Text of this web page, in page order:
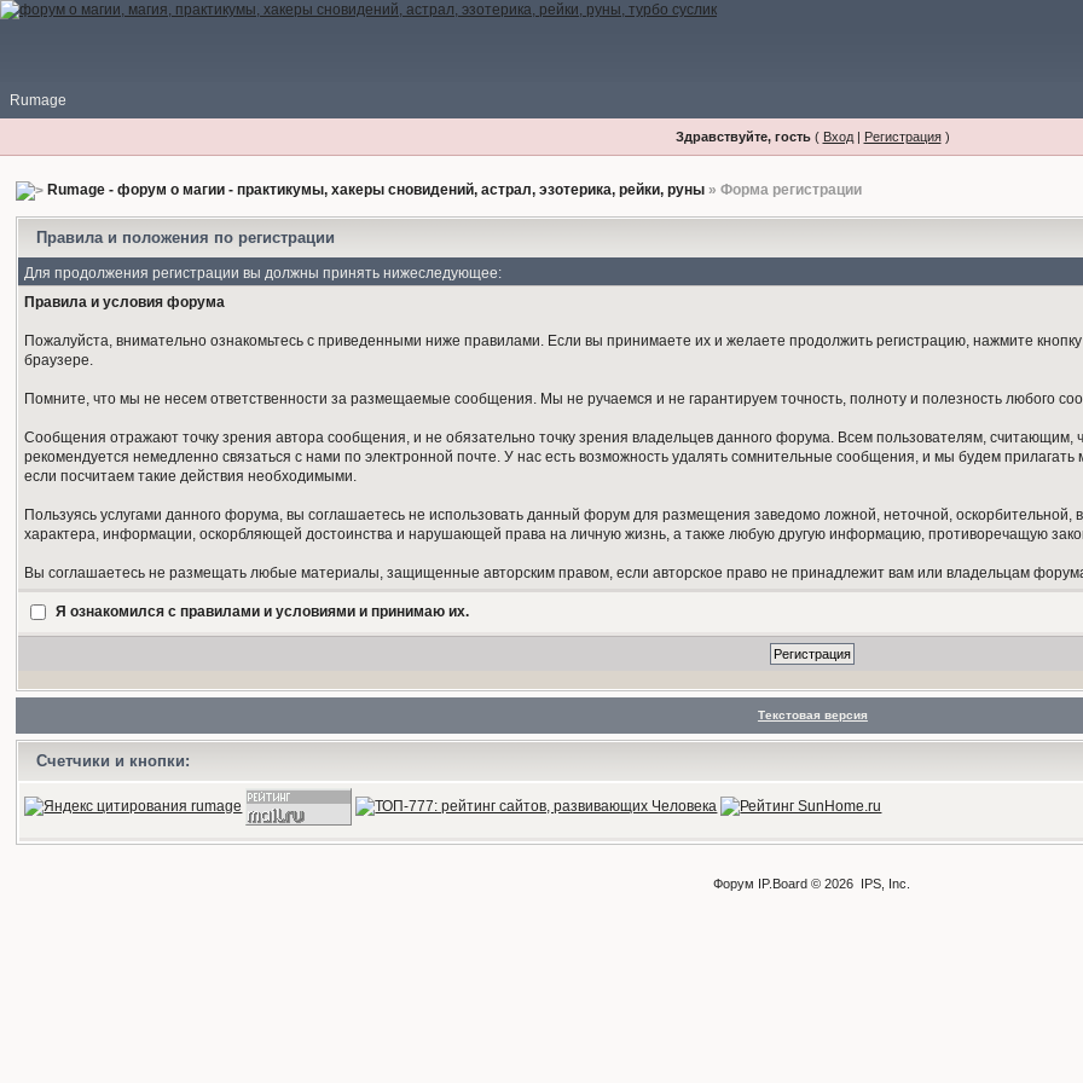
Rumage
Здравствуйте, гость( Вход| Регистрация)
Rumage - форум о магии - практикумы, хакеры сновидений, астрал, эзотерика, рейки, руны » Форма регистрации
Правила и положения по регистрации
Для продолжения регистрации вы должны принять нижеследующее:
Правила и условия форума
Пожалуйста, внимательно ознакомьтесь с приведенными ниже правилами. Если вы принимаете их и желаете продолжить регистрацию, нажмите
браузере.
Помните, что мы не несем ответственности за размещаемые сообщения. Мы не ручаемся и не гарантируем точность, полноту и полезность любого
Сообщения отражают точку зрения автора сообщения, и не обязательно точку зрения владельцев данного форума. Всем пользователям,
рекомендуется немедленно связаться с нами по электронной почте. У нас есть возможность удалять сомнительные сообщения, и мы будем
если посчитаем такие действия необходимыми.
Пользуясь услугами данного форума, вы соглашаетесь не использовать данный форум для размещения заведомо ложной, неточной,
характера, информации, оскорбляющей достоинства и нарушающей права на личную жизнь, а также любую другую информацию, противоречащую
Вы соглашаетесь не размещать любые материалы, защищенные авторским правом, если авторское право не принадлежит вам или владельцам
Я ознакомился с правилами и условиями и принимаю их.
Текстовая версия
Счетчики и кнопки:
Форум IP.Board © 2026 IPS, Inc